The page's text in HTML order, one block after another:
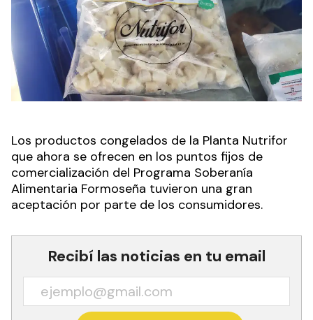
Los productos congelados de la Planta Nutrifor
que ahora se ofrecen en los puntos fijos de
comercialización del Programa Soberanía
Alimentaria Formoseña tuvieron una gran
aceptación por parte de los consumidores.
Recibí las noticias en tu email